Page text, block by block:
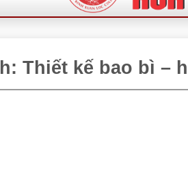
Thiết kế bao bì –